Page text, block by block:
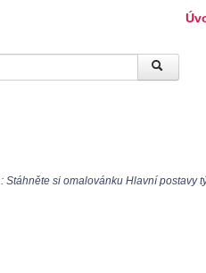
: Stáhněte si omalovánku Hlavní postavy